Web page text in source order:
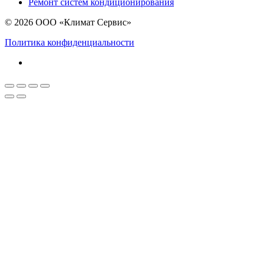
Ремонт систем кондиционирования
© 2026 ООО «Климат Сервис»
Политика конфиденциальности